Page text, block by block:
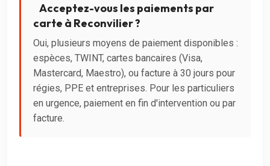
Acceptez-vous les paiements par
carte à Reconvilier ?
Oui, plusieurs moyens de paiement disponibles :
espèces, TWINT, cartes bancaires (Visa,
Mastercard, Maestro), ou facture à 30 jours pour
régies, PPE et entreprises. Pour les particuliers
en urgence, paiement en fin d'intervention ou par
facture.